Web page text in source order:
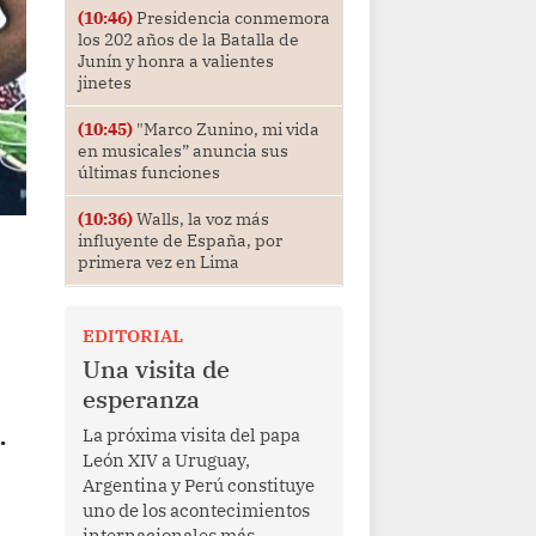
(10:46)Presidencia conmemora
los 202 años de la Batalla de
Junín y honra a valientes
jinetes
(10:45)"Marco Zunino, mi vida
en musicales” anuncia sus
últimas funciones
(10:36)Walls, la voz más
influyente de España, por
primera vez en Lima
EDITORIAL
Una visita de
esperanza
La próxima visita del papa
León XIV a Uruguay,
Argentina y Perú constituye
uno de los acontecimientos